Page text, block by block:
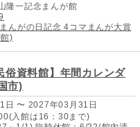
隆一記念まんが館
んがの日記念 4コマまんが大賞
)
俗資料館】年間カレンダ
市)
日 〜 2027年03月31日
入館は16：30まで)